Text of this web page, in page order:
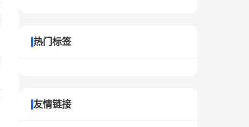
热门标签
友情链接